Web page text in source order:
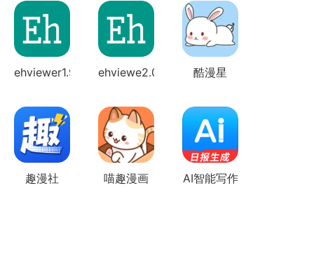
ehviewer1.9.... ehviewe2.0.2... 酷漫星
趣漫社 喵趣漫画
AI智能写作